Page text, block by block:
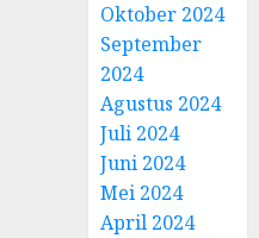
Oktober 2024
September
2024
Agustus 2024
Juli 2024
Juni 2024
Mei 2024
April 2024